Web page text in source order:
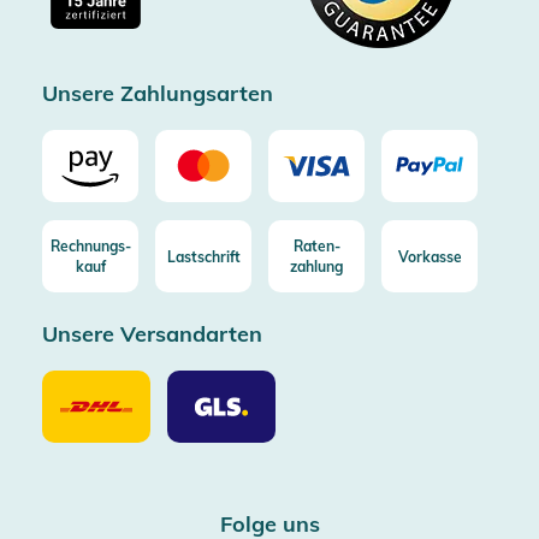
Unsere Zahlungsarten
Rechnungs-
kauf
Lastschrift
Raten-
zahlung
Vorkasse
Unsere Versandarten
Unsere
Versandarten
DHL
Unsere
Versandarten
GLS
Folge uns